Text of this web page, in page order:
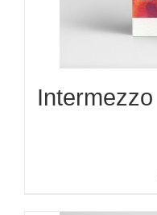
Intermezzo